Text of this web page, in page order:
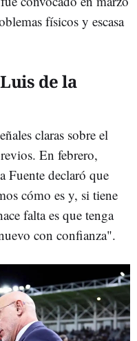
físicos y escasa
de la
claras sobre el
En febrero,
Fuente declaró que
cómo es y, si tiene
falta es que tenga
con confianza".